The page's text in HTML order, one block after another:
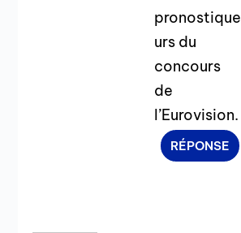
pronostique
urs du
concours
de
l’Eurovision.
RÉPONSE